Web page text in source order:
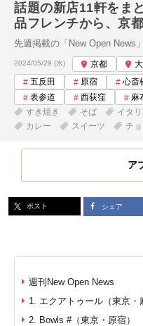
話題の新店11軒をま
品フレンチから、京
先週掲載の「New Open News
投稿日:
2024/05/29 (水) 京都
五反田
原宿 心斎
表参道
西荻窪
麻
すき焼き
そば イタ
カレー
スイーツ チ
ア
ポスト シェア
週刊New Open News
1. エクアトゥール（東京・
2. Bowls #（東京・原宿）